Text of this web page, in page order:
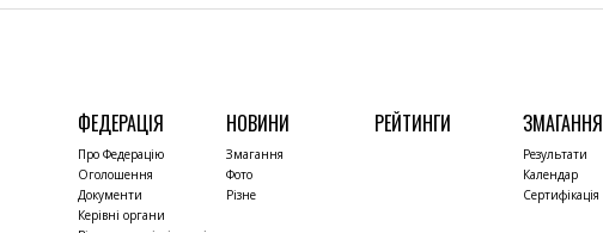
ФЕДЕРАЦІЯ
Про Федерацію
Оголошення
Документи
Керівні органи
НОВИНИ
Змагання
Фото
Різне
РЕЙТИНГИ ЗМАГАННЯ
Результати
Календар
Сертифікація